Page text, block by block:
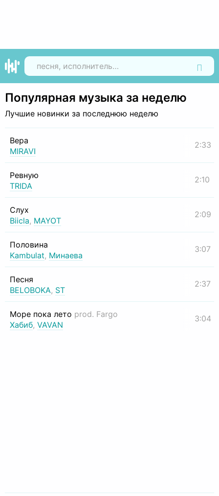
Популярная музыка за неделю
Лучшие новинки за последнюю неделю
Вера
MIRAVI
2:33
Ревную
TRIDA
2:10
Слух
Biicla, MAYOT
2:09
Половина
Kambulat, Минаева
3:07
Песня
BELOBOKA, ST
2:37
Море пока лето prod. Fargo
Хабиб, VAVAN
3:04